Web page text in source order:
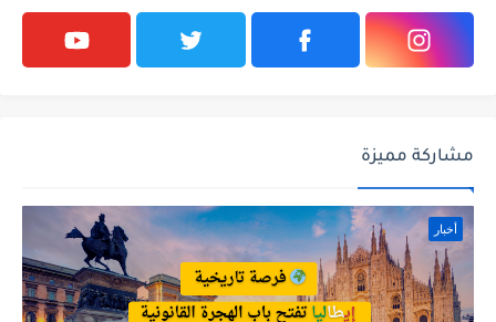
مشاركة مميزة
أخبار